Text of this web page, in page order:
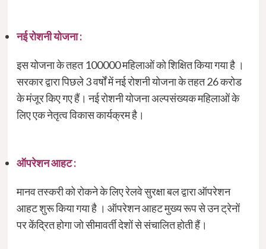
नई रोशनी योजना :
इस योजना के तहत 100000 महिलाओं को शिक्षित किया गया है ।
सरकार द्वारा पिछले 3 वर्षों में नई रोशनी योजना के तहत 26 करोड
के मंजूर किए गए हैं। नई रोशनी योजना अल्पसंख्यक महिलाओं के
लिए एक नेतृत्व विकास कार्यक्रम है।
ऑपरेशन आहट :
मानव तस्करी को रोकने के लिए रेलवे सुरक्षा बल द्वारा ऑपरेशन
आहट शुरू किया गया है । ऑपरेशन आहट मुख्य रूप से उन ट्रेनों
पर केंद्रित होगा जो सीमावर्ती देशों से संचालित होती हैं।